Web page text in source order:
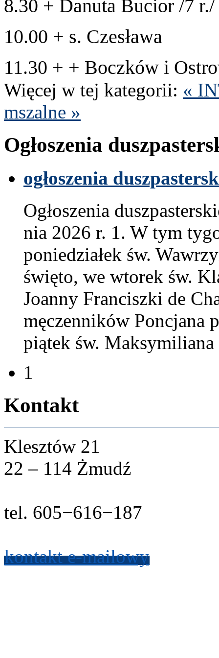
8.30 + Danuta Bucior /​7 r./
10.00 + s. Czesława
11.30 + + Boczków i
Więcej w tej kat­e­gorii: «
mszalne »
Ogłoszenia
ogłoszenia
Ogłoszenia
nia 2026 r. 1. W tym
poniedzi­ałek św.
święto, we wtorek św.
Joanny Fran­ciszki de
męczen­ników Pon­c­jana
piątek św.
1
Kon­takt
Klesztów 21
22 – 114 Żmudź
tel. 605−616−187
kon­takt e-​mailowy